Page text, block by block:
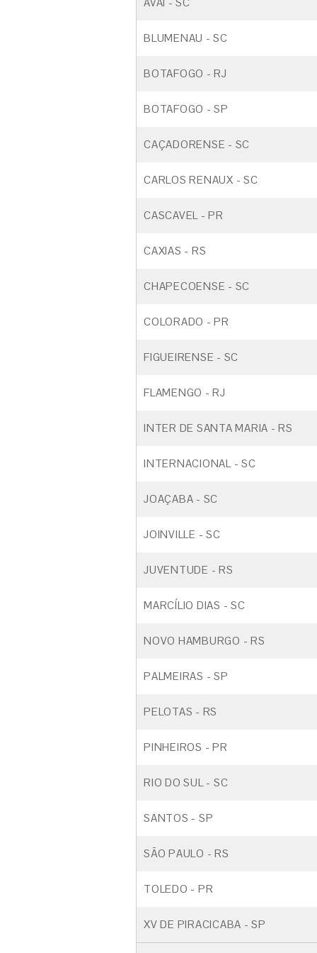
BLUMENAU - SC
BOTAFOGO - RJ
BOTAFOGO - SP
CAÇADORENSE - SC
CARLOS RENAUX - SC
CASCAVEL - PR
CAXIAS - RS
CHAPECOENSE - SC
COLORADO - PR
FIGUEIRENSE - SC
FLAMENGO - RJ
INTER DE SANTA MARIA - RS
INTERNACIONAL - SC
JOAÇABA - SC
JOINVILLE - SC
JUVENTUDE - RS
MARCÍLIO DIAS - SC
NOVO HAMBURGO - RS
PALMEIRAS - SP
PELOTAS - RS
PINHEIROS - PR
RIO DO SUL - SC
SANTOS - SP
SÃO PAULO - RS
TOLEDO - PR
XV DE PIRACICABA - SP